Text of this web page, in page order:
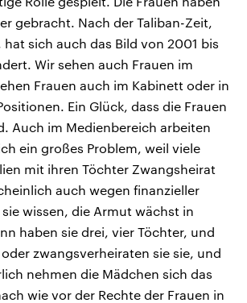
gebracht. Nach der Taliban-Zeit,
hat sich auch das Bild von 2001 bis
Wir sehen auch Frauen im
Frauen auch im Kabinett oder in
Ein Glück, dass die Frauen
Auch im Medienbereich arbeiten
ein großes Problem, weil viele
mit ihren Töchter Zwangsheirat
auch wegen finanzieller
wissen, die Armut wächst in
haben sie drei, vier Töchter, und
zwangsverheiraten sie sie, und
nehmen die Mädchen sich das
wie vor der Rechte der Frauen in